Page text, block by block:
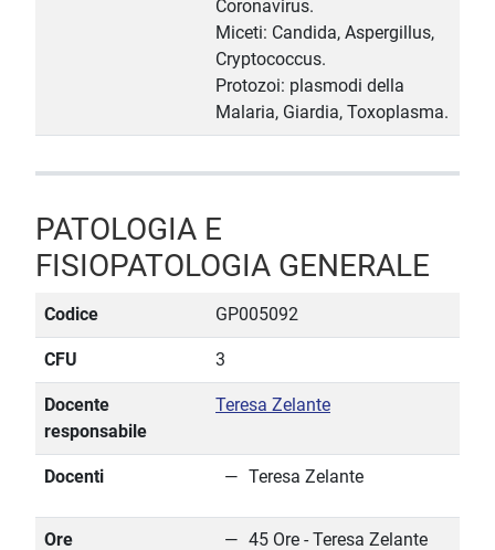
Coronavirus.
Miceti: Candida, Aspergillus,
Cryptococcus.
Protozoi: plasmodi della
Malaria, Giardia, Toxoplasma.
PATOLOGIA E
FISIOPATOLOGIA GENERALE
Codice GP005092
CFU 3
Docente
responsabile
Teresa Zelante
Docenti Teresa Zelante
Ore 45 Ore - Teresa Zelante